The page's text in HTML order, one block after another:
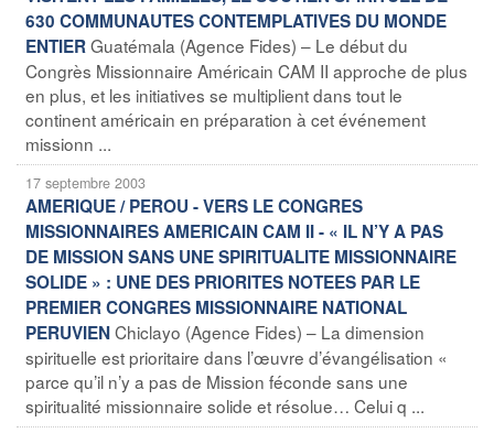
630 COMMUNAUTES CONTEMPLATIVES DU MONDE
ENTIERGuatémala (Agence Fides) – Le début du
Congrès Missionnaire Américain CAM II approche de plus
en plus, et les initiatives se multiplient dans tout le
continent américain en préparation à cet événement
missionn ...
17 septembre 2003
AMERIQUE / PEROU - VERS LE CONGRES
MISSIONNAIRES AMERICAIN CAM II - « IL N’Y A PAS
DE MISSION SANS UNE SPIRITUALITE MISSIONNAIRE
SOLIDE » : UNE DES PRIORITES NOTEES PAR LE
PREMIER CONGRES MISSIONNAIRE NATIONAL
PERUVIENChiclayo (Agence Fides) – La dimension
spirituelle est prioritaire dans l’œuvre d’évangélisation «
parce qu’il n’y a pas de Mission féconde sans une
spiritualité missionnaire solide et résolue… Celui q ...